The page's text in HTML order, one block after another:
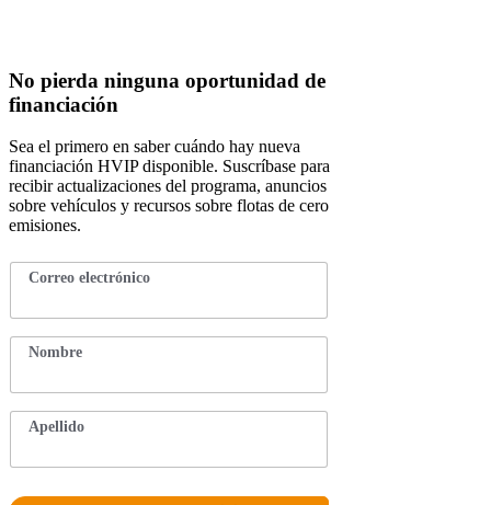
No pierda ninguna oportunidad de
financiación
Sea el primero en saber cuándo hay nueva
financiación HVIP disponible. Suscríbase para
recibir actualizaciones del programa, anuncios
sobre vehículos y recursos sobre flotas de cero
emisiones.
C
r
e
o
r
e
r
Correo electrónico
Nombre
Apellido